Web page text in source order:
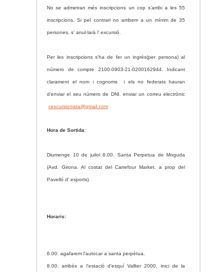
No se admetran més inscripcions un cop s’arribi a les 55
inscripcions. Si pel contrari no arribem a un mínim de 35
persones, s’ anul·larà l’ excursió.
Per les inscripcions s’ha de fer un ingrés(per persona) al
número de compte 2100-0903-21-0200162944. Indicant
clarament el nom i cognoms i els no federats hauran
d'enviar el seu número de DNI. enviar un correu electrònic
cexcursionista@gmail.com
Hora de Sortida:
Diumenge 10 de juliol 6.00. Santa Perpetua de Moguda
(Avd. Girona. Al costat del Carrefour Market, a prop del
Pavelló d’ esports).
Horaris:
6.00: agafarem l'autocar a santa perpètua
8.00:arribés a l'estació d'esquí Vallter 2000, inici de la